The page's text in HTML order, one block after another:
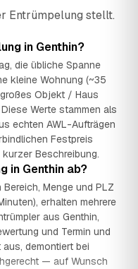
Entrümpelung stellt.
in Genthin?
die übliche Spanne
kleine Wohnung (~35
Objekt / Haus
Werte stammen als
echten AWL-Aufträgen
Festpreis
Beschreibung.
in Genthin ab?
Menge und PLZ
erhalten mehrere
aus Genthin,
und Termin und
demontiert bei
— auf Wunsch